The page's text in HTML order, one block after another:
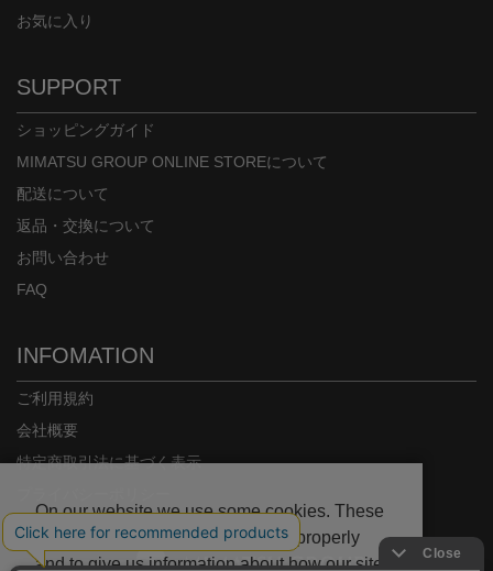
お気に入り
SUPPORT
ショッピングガイド
MIMATSU GROUP ONLINE STOREについて
配送について
返品・交換について
お問い合わせ
FAQ
INFOMATION
ご利用規約
会社概要
特定商取引法に基づく表示
On our website we use some cookies. These
are necessary for our site to work properly
and to give us information about how our site